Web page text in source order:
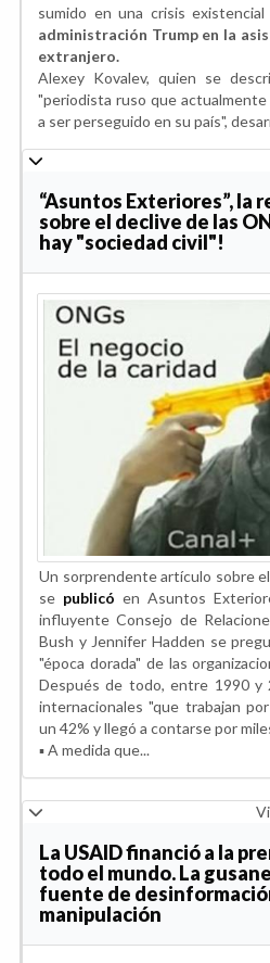
sumido en una crisis
administración Trump en la
extranjero.
Alexey Kovalev, quien se
"periodista ruso que
a ser perseguido en su país",
“Asuntos Exteriores”, la
sobre el declive de las
hay "sociedad civil"!
Un sorprendente artículo sobre
se publicó en Asuntos
influyente Consejo de
Bush y Jennifer Hadden se
"época dorada" de las
Después de todo, entre 1990 y
internacionales "que trabajan
un 42% y llegó a contarse por
▪️ A medida que...
La USAID financió a la
todo el mundo. La
fuente de
manipulación